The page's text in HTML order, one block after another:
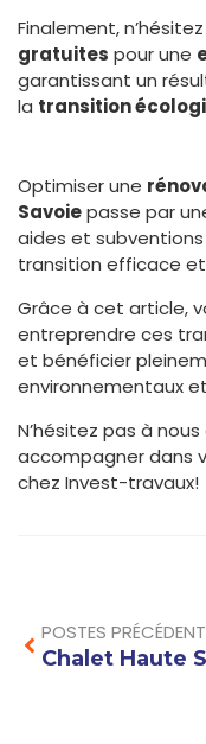
Finalement,
gratuites pour une
garantissant un
la transition
Optimiser une
Savoiepasse par
aides et
transition efficace
Grâce à cet article,
entreprendre ces
et bénéficier
environnementaux
N’hésitez pas à
accompagner dans
chez Invest-travaux!
POSTES